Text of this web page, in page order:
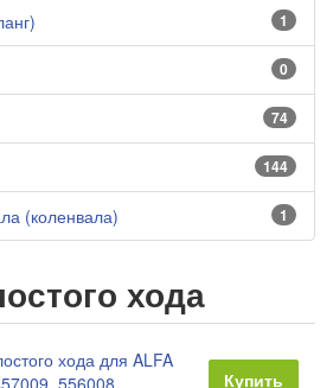
1
0
74
144
1
(коленвала)
хода
хода для ALFA
556008
Купить